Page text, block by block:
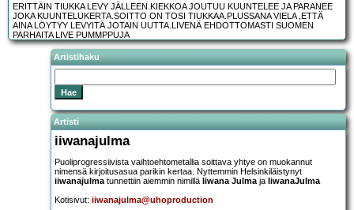
ERITTÄIN TIUKKA LEVY JÄLLEEN.KIEKKOA JOUTUU KUUNTELEE JA PARANEE
JOKA KUUNTELUKERTA.SOITTO ON TOSI TIUKKAA.PLUSSANA VIELA ,ETTÄ
AINA LÖYTYY LEVYITÄ JOTAIN UUTTA.LIVENÄ EHDOTTOMASTI SUOMEN
PARHAITA LIVE PUMMPPUJA
Artistihaku
Artisti
iiwanajulma
Puoliprogressiivista vaihtoehtometallia soittava yhtye on muokannut
nimensä kirjoitusasua parikin kertaa. Nyttemmin Helsinkiläistynyt
iiwanajulma tunnettiin aiemmin nimillä Iiwana Julma ja IiwanaJulma
Kotisivut: iiwanajulma@uhoproduction